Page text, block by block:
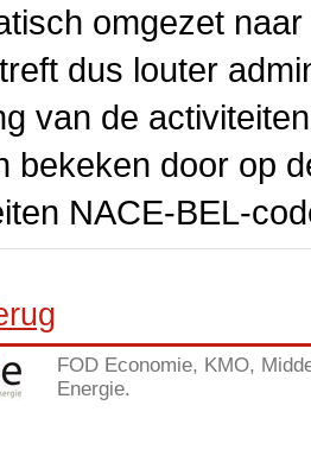
omgezet
dus louter
van de
bekeken door op
NACE-BEL-
FOD Economie, KMO,
Energie.